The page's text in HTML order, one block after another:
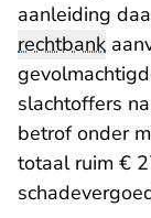
aanleiding
rechtbank
slachtoffers
betrof onder
totaal ruim €